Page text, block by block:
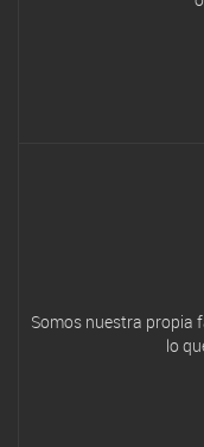
Somos nuestra propia
lo